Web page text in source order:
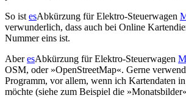
So ist esAbkürzung für Elektro-Steuerwagen
verwunderlich, dass auch bei Online
Nummer eins ist.
AberesAbkürzung für Elektro-Steuerwagen
OSM, oder »OpenStreetMap«. Gerne
Programm, vor allem, wenn ich Kartendaten
möchte (siehe zum Beispiel die